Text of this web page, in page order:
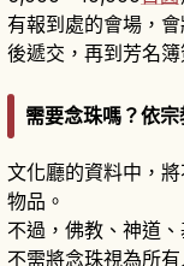
有報到處的會場，
後遞交，再到芳名
需要念珠嗎？依
文化廳的資料中，
物品。
不過，佛教、神道
不需將念珠視為所